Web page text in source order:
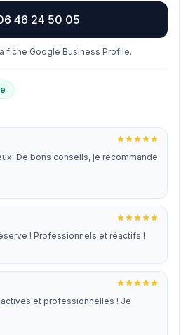
46 24 50 05
fiche Google Business Profile.
De bons conseils, je recommande
! Professionnels et réactifs !
et professionnelles ! Je